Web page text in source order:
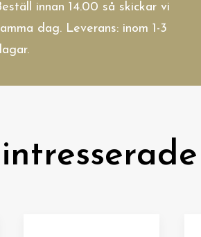
innan 14.00 så skickar vi
dag. Leverans: inom 1-3